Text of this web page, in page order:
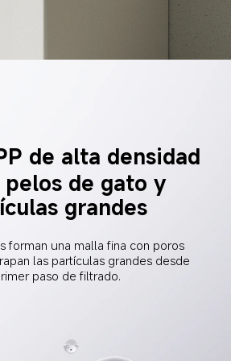
de alta densidad
de gato y
grandes
forman una malla fina con poros
las partículas grandes desde
paso de filtrado.